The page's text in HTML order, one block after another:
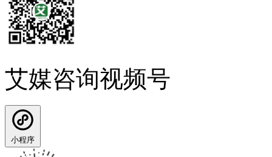
艾媒咨询视频号
小程序